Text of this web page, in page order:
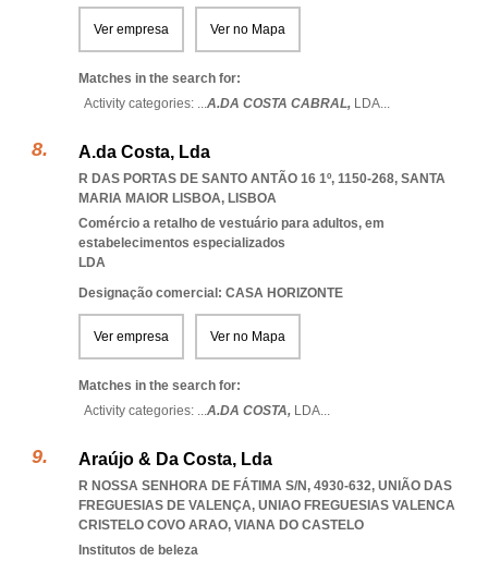
Ver empresa Ver no Mapa
Matches in the search for:
Activity categories: ...A.DA COSTA CABRAL, LDA...
A.da Costa, Lda
R DAS PORTAS DE SANTO ANTÃO 16 1º, 1150-268, SANTA
MARIA MAIOR LISBOA, LISBOA
Comércio a retalho de vestuário para adultos, em
estabelecimentos especializados
LDA
Designação comercial: CASA HORIZONTE
Ver empresa Ver no Mapa
Matches in the search for:
Activity categories: ...A.DA COSTA, LDA...
Araújo & Da Costa, Lda
R NOSSA SENHORA DE FÁTIMA S/N, 4930-632, UNIÃO DAS
FREGUESIAS DE VALENÇA, UNIAO FREGUESIAS VALENCA
CRISTELO COVO ARAO, VIANA DO CASTELO
Institutos de beleza